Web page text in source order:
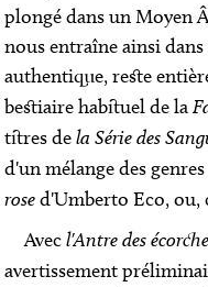
plongé dans un Moyen
nous entraîne ainsi
authentique, reste
bestiaire habituel de la
titres dela Série des
d'un mélange des
rosed'Umberto Eco, ou,
Avecl'Antre des
avertissement